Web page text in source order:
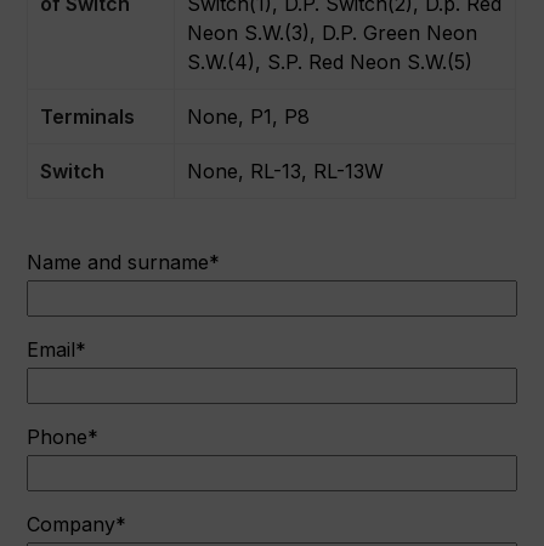
Neon S.W.(3), D.P. Green Neon
S.W.(4), S.P. Red Neon S.W.(5)
Terminals None, P1, P8
Switch None, RL-13, RL-13W
Name and surname*
Email*
Phone*
Company*